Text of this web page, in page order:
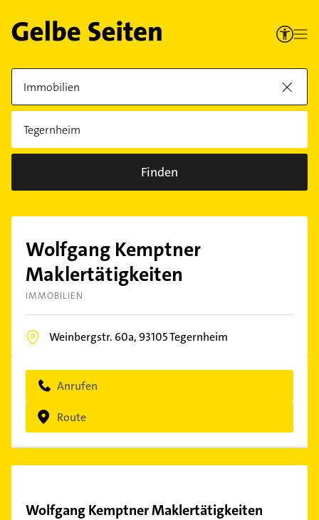
Finden
Wolfgang Kemptner
Maklertätigkeiten
IMMOBILIEN
Weinbergstr. 60a,93105Tegernheim
Anrufen
Route
Wolfgang Kemptner Maklertätigkeiten